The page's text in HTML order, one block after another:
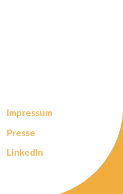
Impressum
Presse
LinkedIn